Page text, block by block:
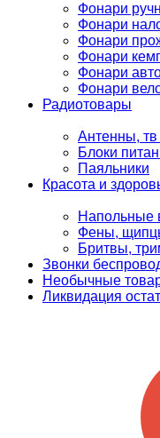
Фонари
Фонари
Фонари
Фонари
Фонари
Фонари
Радиотовары
Антенны,
Блоки
Паяльники
Красота и
Напольные
Фены,
Бритвы,
Звонки
Необычные
Ликвидация